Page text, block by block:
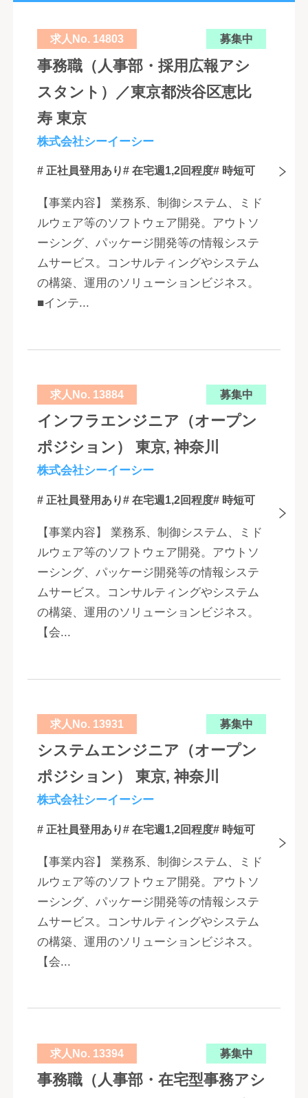
求人No. 14803 募集中
事務職（人事部・採用広報アシ
スタント）／東京都渋谷区恵比
寿 東京
株式会社シーイーシー
# 正社員登用あり# 在宅週1,2回程度# 時短可
【事業内容】 業務系、制御システム、ミド
ルウェア等のソフトウェア開発。アウトソ
ーシング、パッケージ開発等の情報システ
ムサービス。コンサルティングやシステム
の構築、運用のソリューションビジネス。
■インテ...
求人No. 13884 募集中
インフラエンジニア（オープン
ポジション） 東京, 神奈川
株式会社シーイーシー
# 正社員登用あり# 在宅週1,2回程度# 時短可
【事業内容】 業務系、制御システム、ミド
ルウェア等のソフトウェア開発。アウトソ
ーシング、パッケージ開発等の情報システ
ムサービス。コンサルティングやシステム
の構築、運用のソリューションビジネス。
【会...
求人No. 13931 募集中
システムエンジニア（オープン
ポジション） 東京, 神奈川
株式会社シーイーシー
# 正社員登用あり# 在宅週1,2回程度# 時短可
【事業内容】 業務系、制御システム、ミド
ルウェア等のソフトウェア開発。アウトソ
ーシング、パッケージ開発等の情報システ
ムサービス。コンサルティングやシステム
の構築、運用のソリューションビジネス。
【会...
求人No. 13394 募集中
事務職（人事部・在宅型事務アシ